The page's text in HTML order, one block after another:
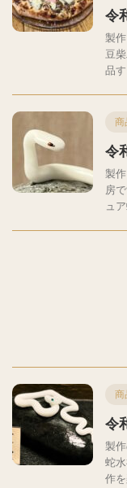
令
製
豆
品
商
令
製
房
ュ
商
令
製
蛇
作